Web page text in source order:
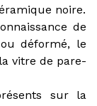
noire.
de
déformé, le
vitre de pare-
sur la